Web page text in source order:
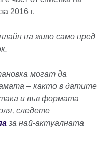
2016 г.
на живо само пред
могат да
– както в датите
и във формата
следете
за най-актуалната